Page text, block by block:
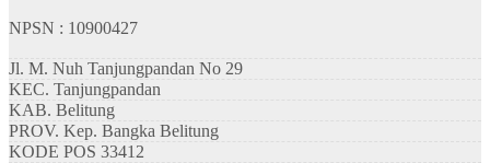
NPSN : 10900427
Jl. M. Nuh Tanjungpandan No 29
KEC. Tanjungpandan
KAB. Belitung
PROV. Kep. Bangka Belitung
KODE POS 33412